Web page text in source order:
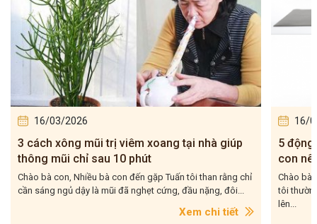
16/03/2026
3 cách xông mũi trị viêm xoang tại nhà giúp
thông mũi chỉ sau 10 phút
Chào bà con, Nhiều bà con đến gặp Tuấn tôi than rằng chỉ
cần sáng ngủ dậy là mũi đã nghẹt cứng, đầu nặng, đôi...
Xem chi tiết
16/
5
con
Chào bà
tôi
lên...